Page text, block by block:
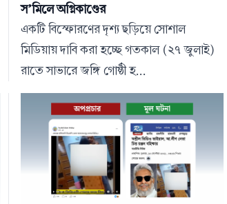
স’মিলে অগ্নিকাণ্ডের
একটি বিস্ফোরণের দৃশ্য ছড়িয়ে সোশাল
মিডিয়ায় দাবি করা হচ্ছে গতকাল (২৭ জুলাই)
রাতে সাভারে জঙ্গি গোষ্ঠী হ...